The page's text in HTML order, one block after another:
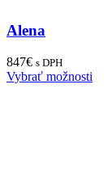
Alena
847€ s DPH
Vybrať možnosti